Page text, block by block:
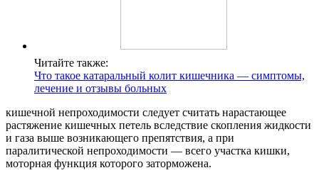
Читайте также:
Что такое катаральный колит кишечника — симптомы,
лечение и отзывы больных
кишечной непроходимости следует считать нарастающее
растяжение кишечных петель вследствие скопления жидкости
и газа выше возникающего препятствия, а при
паралитической непроходимости — всего участка кишки,
моторная функция которого заторможена.